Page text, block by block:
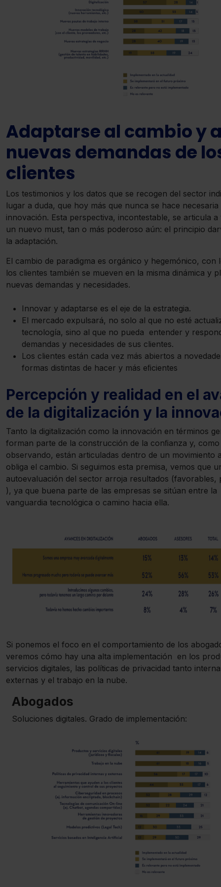
Saber más acerca de las cookies
Adaptarse al cambio y
nuevas demandas de
clientes
Los testimonios y los datos que se recogen del sector
lugar a duda, que hoy más que nunca se hace necesaria
innovación. Esta perspectiva, incontestable, se articula a
un nuevo must, tan o más poderoso aún: el principio
la adaptación.
El cambio de paradigma es orgánico y hegemónico, con
los clientes también se mueven en la misma dinámica y
nuevas demandas y necesidades.
Innovar y adaptarse es el eje de la estrategia.
El mercado expulsará, no solo al que no esté
tecnología, sino al que no pueda entender y
demandas y necesidades de sus clientes.
Los clientes están cada vez más abiertos a
formas distintas de hacer y más eﬁcientes
Percepción y realidad en el
de la digitalización y la
Tanto la digitalización como la innovación en términos
forman parte de la construcción de la conﬁanza y, como
observando, están articuladas dentro de un movimiento
obliga el cambio. Si seguimos esta premisa, vemos que
autoevaluación del sector arroja resultados (favorables,
), ya que buena parte de las empresas se sitúan entre la
vanguardia tecnológica o camino hacia ella.
Si ponemos el foco en el comportamiento de los
veremos cómo hay una alta implementación en los
servicios digitales, las políticas de privacidad tanto
externas y el trabajo en la nube.
Abogados
Soluciones digitales. Grado de implementación: